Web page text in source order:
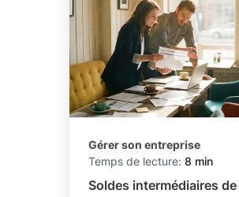
Gérer son entreprise
Temps de lecture: 8 min
Soldes intermédiaires de